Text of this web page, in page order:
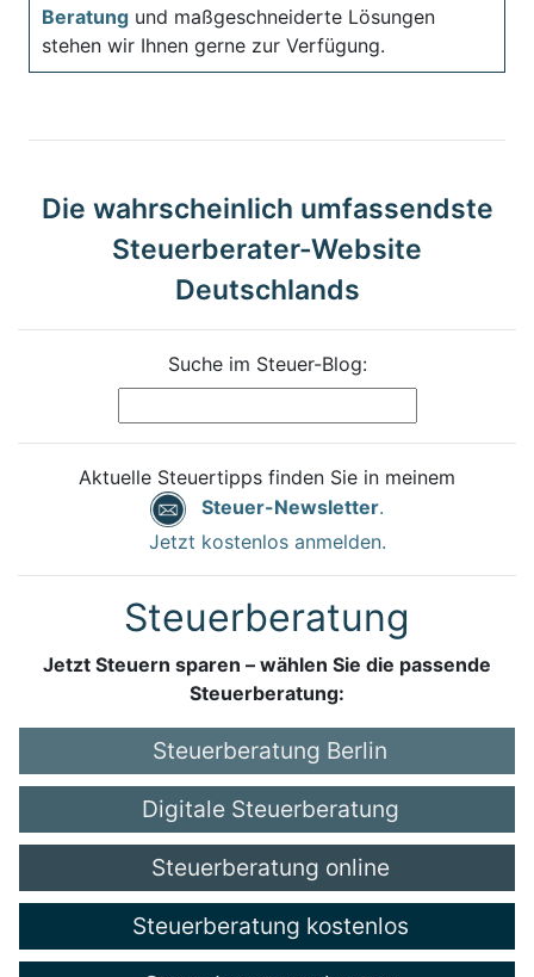
Beratung und maßgeschneiderte Lösungen
stehen wir Ihnen gerne zur Verfügung.
Die wahrscheinlich umfassendste
Steuerberater-Website
Deutschlands
Suche im Steuer-Blog:
Aktuelle Steuertipps finden Sie in meinem
Steuer-Newsletter.
Jetzt kostenlos anmelden.
Steuerberatung
Jetzt Steuern sparen – wählen Sie die passende
Steuerberatung:
Steuerberatung Berlin
Digitale Steuerberatung
Steuerberatung online
Steuerberatung kostenlos